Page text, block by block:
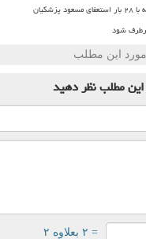
شود
مورد این مطلب
مطلبنظر دهید
= ۲ بعلاوه ۲